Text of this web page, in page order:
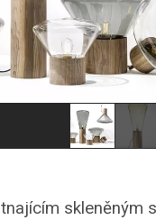
skleněným